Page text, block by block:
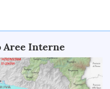
Aree Interne